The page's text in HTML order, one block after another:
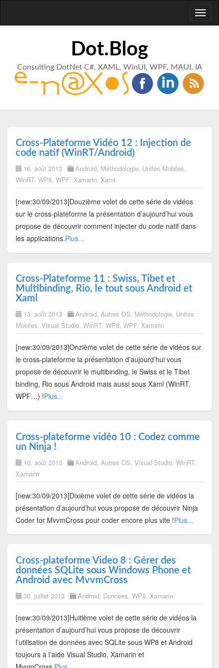
Dot.Blog
Consulting DotNet C#, XAML, WinUI, WPF, MAUI, IA
Cross-Plateforme Vidéo 12 : Injection de
code natif (WinRT/Android)
16. août 2013 Android, Méthodologie, Unités Mobiles,
WinRT, WP8, WPF, Xamarin, Xaml
[new:30/09/2013]Douzième volet de cette série de vidéos
sur le cross-plateforme la présentation d’aujourd’hui vous
propose de découvrir comment injecter du code natif dans
les applications.Plus...
Cross-Plateforme 11 : Swiss, Tibet et
Multibinding, Rio, le tout sous Android et
Xaml
13. août 2013 Android, Autres OS, Méthodologie, Unités
Mobiles, Visual Studio, WinRT, WP8, WPF, Xamarin
[new:30/09/2013]Onzième volet de cette série de vidéos sur
le cross-plateforme la présentation d’aujourd’hui vous
propose de découvrir le multibinding, le Swiss et le Tibet
binding, Rio sous Android mais aussi sous Xaml (WinRT,
WPF…) !Plus...
Cross-plateforme vidéo 10 : Codez comme
un Ninja !
10. août 2013 Android, Autres OS, Visual Studio, WinRT,
Xamarin
[new:30/09/2013]Dixième volet de cette série de vidéos la
présentation d’aujourd’hui vous propose de découvrir Ninja
Coder for MvvmCross pour coder encore plus vite !Plus...
Cross-plateforme Video 8 : Gérer des
données SQLite sous Windows Phone et
Android avec MvvmCross
30. juillet 2013 Android, Données, WP8, Xamarin
[new:30/09/2013]Huitième volet de cette série de vidéos la
présentation d’aujourd’hui vous propose de découvrir
l’utilisation de données avec SQLite sous WP8 et Android
toujours à l’aide Visual Studio, Xamarin et